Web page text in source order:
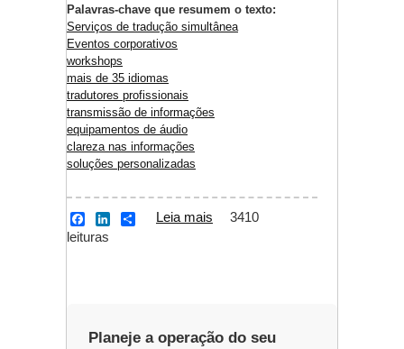
Palavras-chave que resumem o texto:
Serviços de tradução simultânea
Eventos corporativos
workshops
mais de 35 idiomas
tradutores profissionais
transmissão de informações
equipamentos de áudio
clareza nas informações
soluções personalizadas
a
c
Leia mais sobre Workshop
3410
leituras
Planeje a operação do seu